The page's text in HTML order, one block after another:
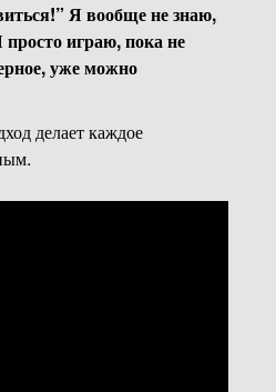
Я вообще не знаю,
играю, пока не
уже можно
делает каждое